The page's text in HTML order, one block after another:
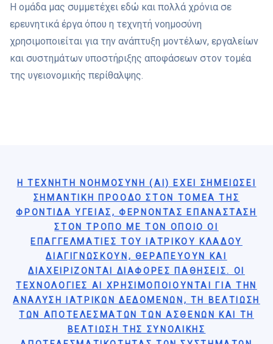
Η ομάδα μας συμμετέχει εδώ και πολλά χρόνια σε
ερευνητικά έργα όπου η τεχνητή νοημοσύνη
χρησιμοποιείται για την ανάπτυξη μοντέλων, εργαλείων
και συστημάτων υποστήριξης αποφάσεων στον τομέα
της υγειονομικής περίθαλψης.
Η ΤΕΧΝΗΤΉ ΝΟΗΜΟΣΎΝΗ (AI) ΈΧΕΙ ΣΗΜΕΙΏΣΕΙ
ΣΗΜΑΝΤΙΚΉ ΠΡΌΟΔΟ ΣΤΟΝ ΤΟΜΈΑ ΤΗΣ
ΦΡΟΝΤΊΔΑ ΥΓΕΊΑΣ, ΦΈΡΝΟΝΤΑΣ ΕΠΑΝΆΣΤΑΣΗ
ΣΤΟΝ ΤΡΌΠΟ ΜΕ ΤΟΝ ΟΠΟΊΟ ΟΙ
ΕΠΑΓΓΕΛΜΑΤΊΕΣ ΤΟΥ ΙΑΤΡΙΚΟΎ ΚΛΆΔΟΥ
ΔΙΑΓΙΓΝΏΣΚΟΥΝ, ΘΕΡΑΠΕΎΟΥΝ ΚΑΙ
ΔΙΑΧΕΙΡΊΖΟΝΤΑΙ ΔΙΆΦΟΡΕΣ ΠΑΘΉΣΕΙΣ. ΟΙ
ΤΕΧΝΟΛΟΓΊΕΣ AI ΧΡΗΣΙΜΟΠΟΙΟΎΝΤΑΙ ΓΙΑ ΤΗΝ
ΑΝΆΛΥΣΗ ΙΑΤΡΙΚΏΝ ΔΕΔΟΜΈΝΩΝ, ΤΗ ΒΕΛΤΊΩΣΗ
ΤΩΝ ΑΠΟΤΕΛΕΣΜΆΤΩΝ ΤΩΝ ΑΣΘΕΝΏΝ ΚΑΙ ΤΗ
ΒΕΛΤΊΩΣΗ ΤΗΣ ΣΥΝΟΛΙΚΉΣ